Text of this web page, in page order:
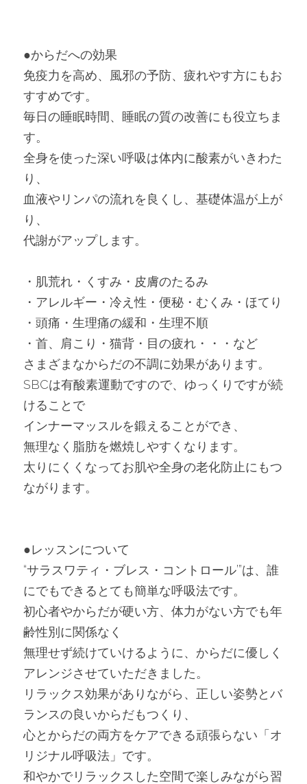
●からだへの効果
免疫力を高め、風邪の予防、疲れやす方にもお
すすめです。
毎日の睡眠時間、睡眠の質の改善にも役立ちま
す。
全身を使った深い呼吸は体内に酸素がいきわた
り、
血液やリンパの流れを良くし、基礎体温が上が
り、
代謝がアップします。
・肌荒れ・くすみ・皮膚のたるみ
・アレルギー・冷え性・便秘・むくみ・ほてり
・頭痛・生理痛の緩和・生理不順
・首、肩こり・猫背・目の疲れ・・・など
さまざまなからだの不調に効果があります。
SBCは有酸素運動ですので、ゆっくりですが続
けることで
インナーマッスルを鍛えることができ、
無理なく脂肪を燃焼しやすくなります。
太りにくくなってお肌や全身の老化防止にもつ
ながります。
●レッスンについて
“サラスワティ・ブレス・コントロール’”は、誰
にでもできるとても簡単な呼吸法です。
初心者やからだが硬い方、体力がない方でも年
齢性別に関係なく
無理せず続けていけるように、からだに優しく
アレンジさせていただきました。
リラックス効果がありながら、正しい姿勢とバ
ランスの良いからだもつくり、
心とからだの両方をケアできる頑張らない「オ
リジナル呼吸法」です。
和やかでリラックスした空間で楽しみながら習